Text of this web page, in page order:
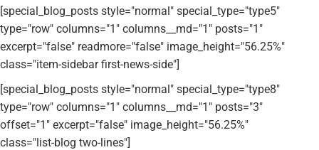
Tenli AI Box cho SME (Doanh nghiệp vừa và nhỏ) – Giải pháp